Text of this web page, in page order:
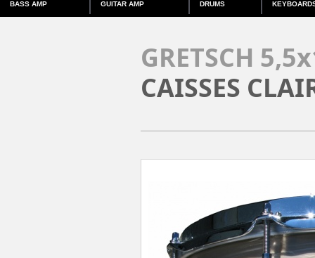
BASS AMP GUITAR AMP DRUMS
GRETSCH
CAISSES